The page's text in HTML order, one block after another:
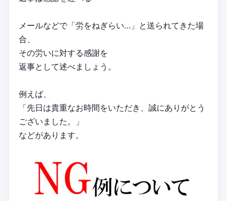
メールなどで「労をねぎらい…」と送られてきた場
合、
その労いに対する感謝を
返事として述べましょう。
例えば、
「先日は貴重なお時間をいただき、誠にありがとう
ございました。」
などがあります。